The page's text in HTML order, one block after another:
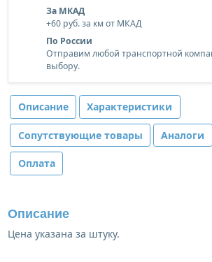
За МКАД
+60 руб. за км от МКАД
По России
Отправим любой транспортной
выбору.
Описание Характеристики
Сопутствующие товары Аналоги
Оплата
Описание
Цена указана за штуку.